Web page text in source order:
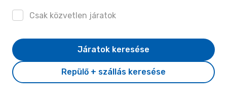
Csak közvetlen járatok
Repülő + szállás keresése
Járatok keresése